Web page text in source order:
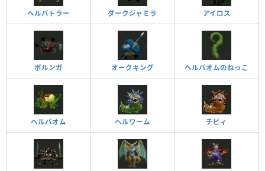
ヘルバトラー ダークジャミラ アイロス
ボルンガ オークキング ヘルバオムのねっこ
ヘルバオム ヘルワーム チビィ